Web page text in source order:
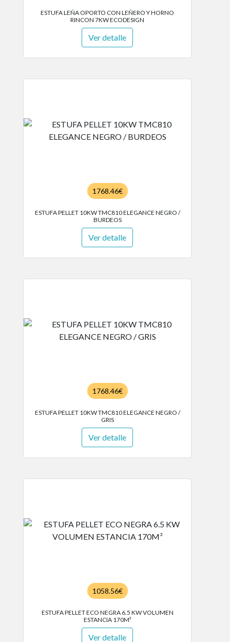
ESTUFA LEÑA OPORTO CON LEÑERO Y HORNO
RINCON 7KW ECODESIGN
Ver detalle
1768.46€
ESTUFA PELLET 10KW TMC810 ELEGANCE NEGRO /
BURDEOS
Ver detalle
1768.46€
ESTUFA PELLET 10KW TMC810 ELEGANCE NEGRO /
GRIS
Ver detalle
1058.56€
ESTUFA PELLET ECO NEGRA 6.5 KW VOLUMEN
ESTANCIA 170M³
Ver detalle